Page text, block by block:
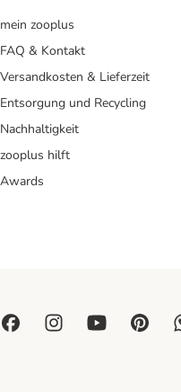
mein zooplus
FAQ & Kontakt
Versandkosten & Lieferzeit
Entsorgung und Recycling
Nachhaltigkeit
zooplus hilft
Awards